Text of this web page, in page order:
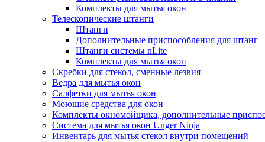
Комплекты для мытья окон
Телескопические штанги
Штанги
Дополнительные приспособления для штанг
Штанги системы nLite
Комплекты для мытья окон
Скребки для стекол, сменные лезвия
Ведра для мытья окон
Салфетки для мытья окон
Моющие средства для окон
Комплекты окномойщика, дополнительные
Система для мытья окон Unger Ninja
Инвентарь для мытья стекол внутри помещений